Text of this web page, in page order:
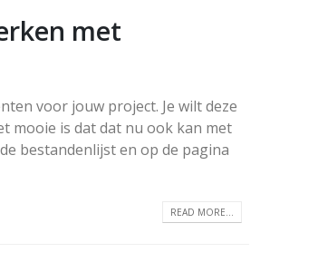
met
voor jouw project. Je wilt deze
mooie is dat dat nu ook kan met
bestandenlijst en op de pagina
READ MORE...